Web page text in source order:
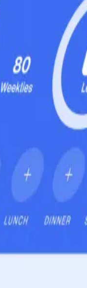
mål och andra
riktning. Ett sätt att
att…
längs vägen
ditt ”vad” som är
varje söndag. Det är
åt gången. Har du för
var och kanske med
den
bli av med från våra liv
efter middagen så
ditt liv och möta dig där
just ett mål och inte